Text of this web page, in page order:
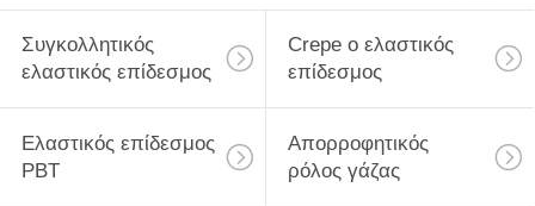
Συγκολλητικός
ελαστικός επίδεσμος
Crepe ο ελαστικός
επίδεσμος
Ελαστικός επίδεσμος
PBT
Απορροφητικός
ρόλος γάζας